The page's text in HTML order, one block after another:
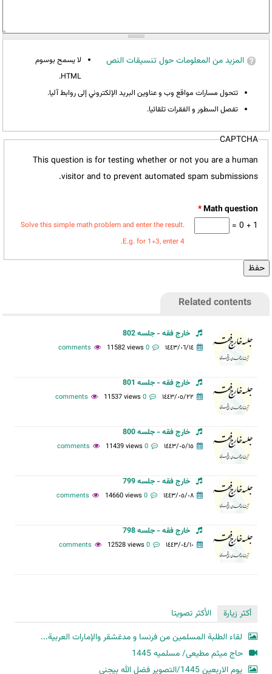
المزيد من المعلومات حول تنسيقات النص
لا يسمح بوسوم
HTML.
تتحول مسارات مواقع وب و عناوين البريد الإلكتروني إلى روابط آليا.
تفصل السطور و الفقرات تلقائيا.
CAPTCHA
This question is for testing whether or not you are a human
visitor and to prevent automated spam submissions.
*
1 + 0 =
Solve this simple math problem and enter the result.
E.g. for 1+3, enter 4.
Related contents
خارج فقه - جلسه 802
١٤٤٣/٠٦/١٤ 0 comments
11582 views
خارج فقه - جلسه 801
١٤٤٣/٠٥/٢٢ 0 comments
11537 views
خارج فقه - جلسه 800
١٤٤٣/٠٥/١٥ 0 comments
11439 views
خارج فقه - جلسه 799
١٤٤٣/٠٥/٠٨ 0 comments
14660 views
خارج فقه - جلسه 798
١٤٤٣/٠٤/١٠ 0 comments
12528 views
أكثر زيارة
الأكثر تصويتا
لقاء الطلبة المسلمين من فرنسا و مدغشقر والإمارات العربية...
حاج میثم مطیعی/ مسلمیه 1445
یوم الاربعین 1445/التصویر فضل الله بیجنی